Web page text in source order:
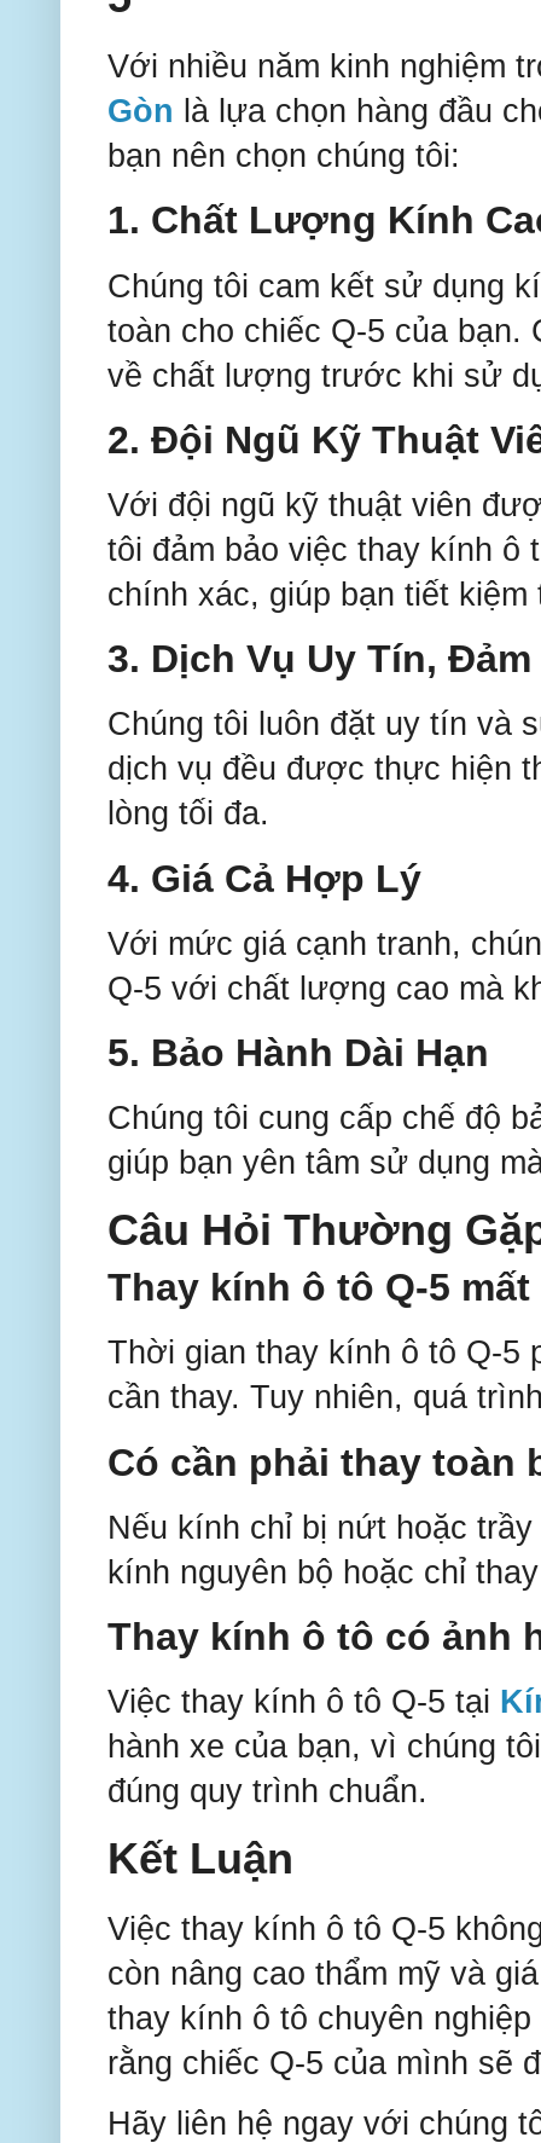
Với nhiều năm kinh nghiệm
Gòn là lựa chọn hàng đầu
bạn nên chọn chúng tôi:
1. Chất Lượng Kính
Chúng tôi cam kết sử dụng
toàn cho chiếc Q-5 của
về chất lượng trước khi sử
2.Đội Ngũ Kỹ Thuật
Với đội ngũ kỹ thuật viên
tôi đảm bảo việc thay kính ô
chính xác, giúp bạn tiết kiệm
3. Dịch Vụ Uy Tín,
Chúng tôi luôn đặt uy tín và
dịch vụ đều được thực hiện
lòng tối đa.
4. Giá Cả Hợp Lý
Với mức giá cạnh tranh,
Q-5 với chất lượng cao mà
5. Bảo Hành Dài Hạn
Chúng tôi cung cấp chế độ
giúp bạn yên tâm sử dụng
Câu Hỏi Thường
Thay kính ô tô Q-5
Thời gian thay kính ô tô Q-5
cần thay. Tuy nhiên, quá
Có cần phải thay toàn
Nếu kính chỉ bị nứt hoặc
kính nguyên bộ hoặc chỉ
Thay kính ô tô có ảnh
Việc thay kính ô tô Q-5 tại
hành xe của bạn, vì chúng
đúng quy trình chuẩn.
Kết Luận
Việc thay kính ô tô Q-5
còn nâng cao thẩm mỹ và
thay kính ô tô chuyên
rằng chiếc Q-5 của mình sẽ
Hãy liên hệ ngay với chúng